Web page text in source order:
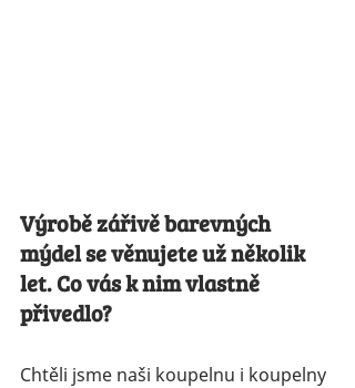
Výrobě zářivě barevných
mýdel se věnujete už několik
let. Co vás k nim vlastně
přivedlo?
Chtěli jsme naši koupelnu i koupelny